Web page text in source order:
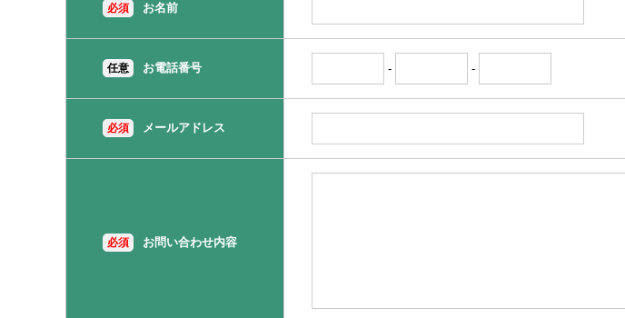
必須 お名前
任意 お電話番号 - -
必須 メールアドレス
必須 お問い合わせ内容